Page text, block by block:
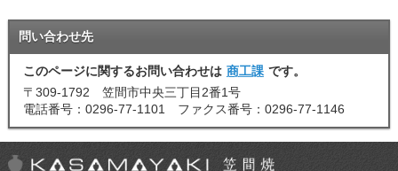
問い合わせ先
このページに関するお問い合わせは 商工課 です。
〒309-1792 笠間市中央三丁目2番1号
電話番号：0296-77-1101 ファクス番号：0296-77-1146